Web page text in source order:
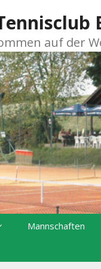
auf der
Mannschaften